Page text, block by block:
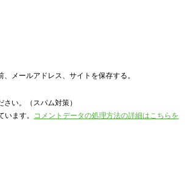
メールアドレス、サイトを保存する。
い。（スパム対策）
ます。 コメントデータの処理方法の詳細はこちらを